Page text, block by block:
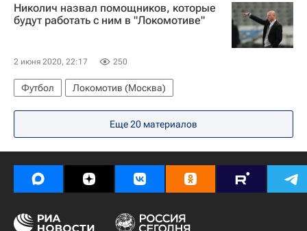
Николич назвал помощников, которые
будут работать с ним в "Локомотиве"
2 июня 2020, 22:17 250
Футбол Локомотив (Москва)
Еще20 материалов